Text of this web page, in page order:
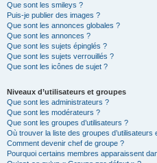
Que sont les smileys ?
Puis-je publier des images ?
Que sont les annonces globales ?
Que sont les annonces ?
Que sont les sujets épinglés ?
Que sont les sujets verrouillés ?
Que sont les icônes de sujet ?
Niveaux d’utilisateurs et groupes
Que sont les administrateurs ?
Que sont les modérateurs ?
Que sont les groupes d’utilisateurs ?
Où trouver la liste des groupes d’utilisateurs
Comment devenir chef de groupe ?
Pourquoi certains membres apparaissent